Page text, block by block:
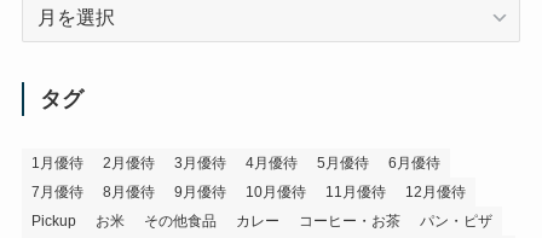
タグ
1月優待 2月優待 3月優待 4月優待 5月優待
6月優待
7月優待
8月優待 9月優待 10月優待 11月優待
12月優待
Pickup
お米 その他食品 カレー コーヒー・お茶
パン・ピザ